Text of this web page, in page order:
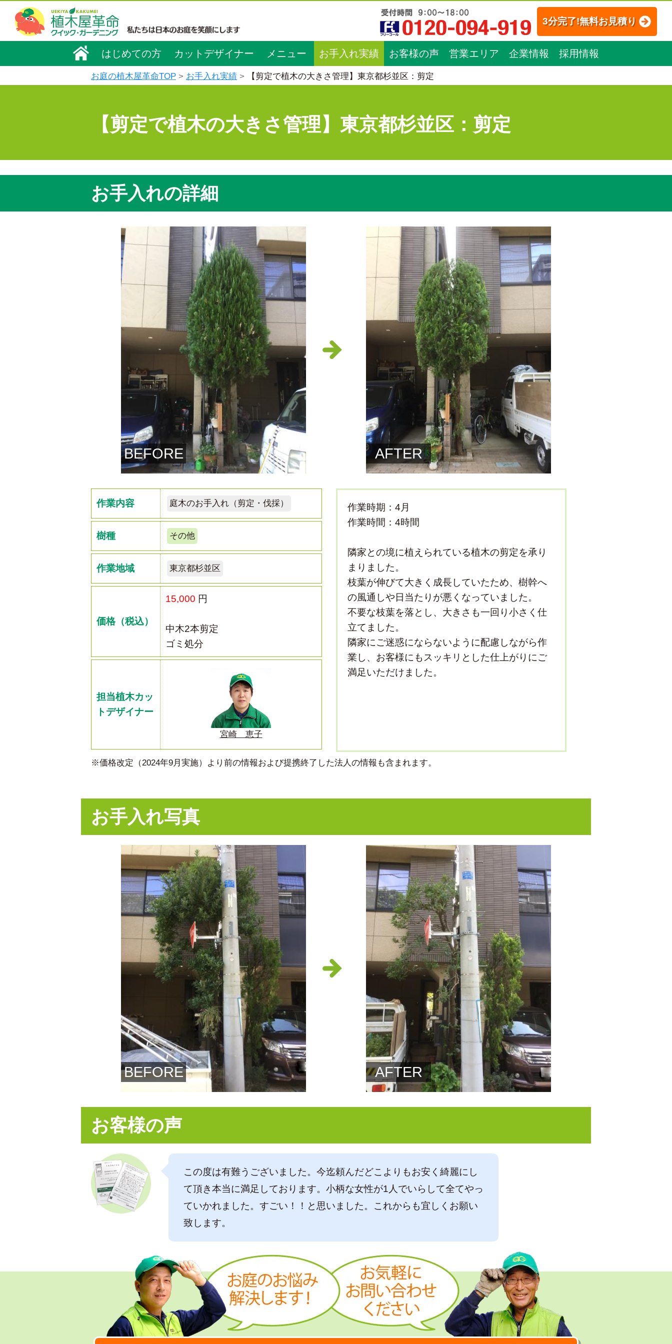
3分完了!無料お見積り
はじめての方 カットデザイナー メニュー お手入れ実績 お客様の声 営業エリア 企業情報 採用情報
お庭の植木屋革命TOP お手入れ実績 【剪定で植木の大きさ管理】東京都杉並区：剪定
【剪定で植木の大きさ管理】東京都杉並区：剪定
お手入れの詳細
BEFORE AFTER
作業内容 庭木のお手入れ（剪定・伐採）
樹種 その他
作業地域 東京都杉並区
価格（税込）
15,000 円
中木2本剪定
ゴミ処分
担当植木カッ
トデザイナー
宮崎 恵子
作業時期：4月
作業時間：4時間
隣家との境に植えられている植木の剪定を承り
まりました。
枝葉が伸びて大きく成長していたため、樹幹へ
の風通しや日当たりが悪くなっていました。
不要な枝葉を落とし、大きさも一回り小さく仕
立てました。
隣家にご迷惑にならないように配慮しながら作
業し、お客様にもスッキリとした仕上がりにご
満足いただけました。
※価格改定（2024年9月実施）より前の情報および提携終了した法人の情報も含まれます。
お手入れ写真
BEFORE AFTER
お客様の声
この度は有難うございました。今迄頼んだどこよりもお安く綺麗にし
て頂き本当に満足しております。小柄な女性が1人でいらして全てやっ
ていかれました。すごい！！と思いました。これからも宜しくお願い
致します。